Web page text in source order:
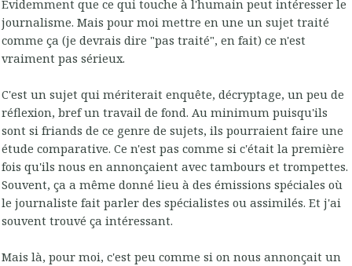
Evidemment que ce qui touche à l'humain peut intéresser le
journalisme. Mais pour moi mettre en une un sujet traité
comme ça (je devrais dire "pas traité", en fait) ce n'est
vraiment pas sérieux.
C'est un sujet qui mériterait enquête, décryptage, un peu de
réflexion, bref un travail de fond. Au minimum puisqu'ils
sont si friands de ce genre de sujets, ils pourraient faire une
étude comparative. Ce n'est pas comme si c'était la première
fois qu'ils nous en annonçaient avec tambours et trompettes.
Souvent, ça a même donné lieu à des émissions spéciales où
le journaliste fait parler des spécialistes ou assimilés. Et j'ai
souvent trouvé ça intéressant.
Mais là, pour moi, c'est peu comme si on nous annonçait un